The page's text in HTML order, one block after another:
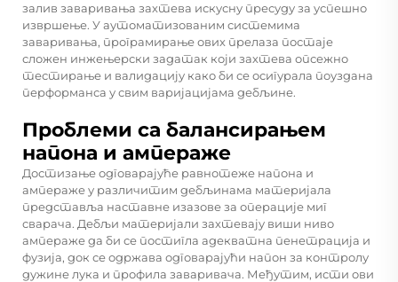
залив заваривања захтева искусну пресуду за успешно
извршење. У аутоматизованим системима
заваривања, програмирање ових прелаза постаје
сложен инжењерски задатак који захтева опсежно
тестирање и валидацију како би се осигурала поуздана
перформанса у свим варијацијама дебљине.
Проблеми са балансирањем
напона и ампераже
Достизање одговарајуће равнотеже напона и
ампераже у различитим дебљинама материјала
представља наставне изазове за операције миг
сварача. Дебљи материјали захтевају виши ниво
ампераже да би се постигла адекватна пенетрација и
фузија, док се одржава одговарајући напон за контролу
дужине лука и профила заваривача. Међутим, исти ови